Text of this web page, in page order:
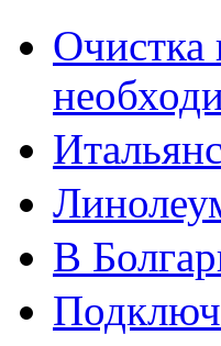
Очистка
В